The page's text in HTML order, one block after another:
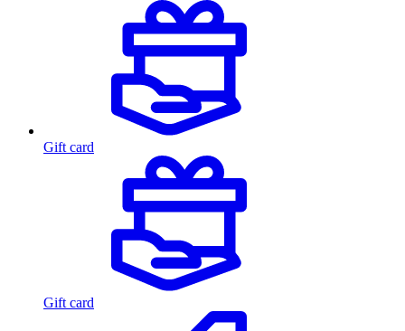
Gift card
Gift card